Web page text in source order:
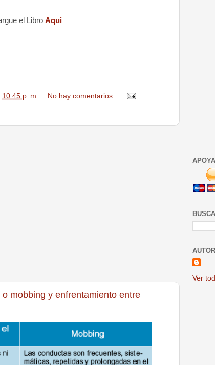
el Libro Aqui
10:45 p. m. No hay comentarios:
mobbing y enfrentamiento entre
Ver